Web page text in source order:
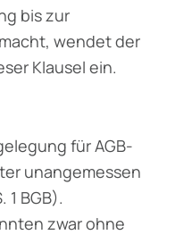
bis zur
wendet der
Klausel ein.
für AGB-
unangemessen
1 BGB).
zwar ohne